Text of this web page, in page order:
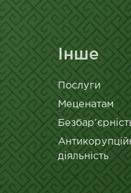
Інше
Послуги
Меценатам
діяльність